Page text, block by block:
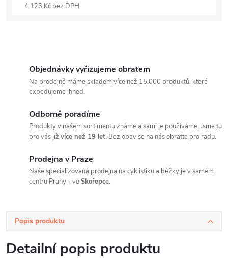
4 123 Kč bez DPH
Objednávky vyřizujeme obratem
Na prodejně máme skladem více než 15.000 produktů, které
expedujeme ihned.
Odborně poradíme
Produkty v našem sortimentu známe a sami je používáme. Jsme tu
pro vás již více než 19 let. Bez obav se na nás obraťte pro radu.
Prodejna v Praze
Naše specializovaná prodejna na cyklistiku a běžky je v samém
centru Prahy - veSkořepce.
Popis produktu
Detailní popis produktu